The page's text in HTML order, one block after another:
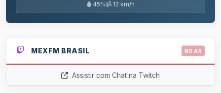
45% 12 km/h
MEXFM BRASIL NO AR
Assistir com Chat na Twitch